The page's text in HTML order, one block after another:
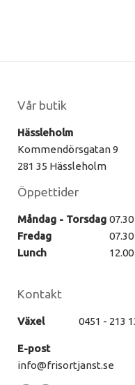
Vår butik
Hässleholm
Kommendörsgatan 9
281 35 Hässleholm
Öppettider
Måndag - Torsdag
Fredag
Lunch
Kontakt
Växel 0451 - 213
E-post
info@frisortjanst.se